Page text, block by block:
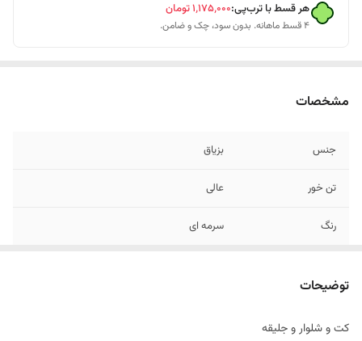
هر قسط با ترب‌پی:۱٬۱۷۵٬۰۰۰تومان
۴ قسط ماهانه. بدون سود، چک و ضامن.
مشخصات
جنس بزیاق
تن خور عالی
رنگ سرمه ای
توضیحات
کت و شلوار و جليقه